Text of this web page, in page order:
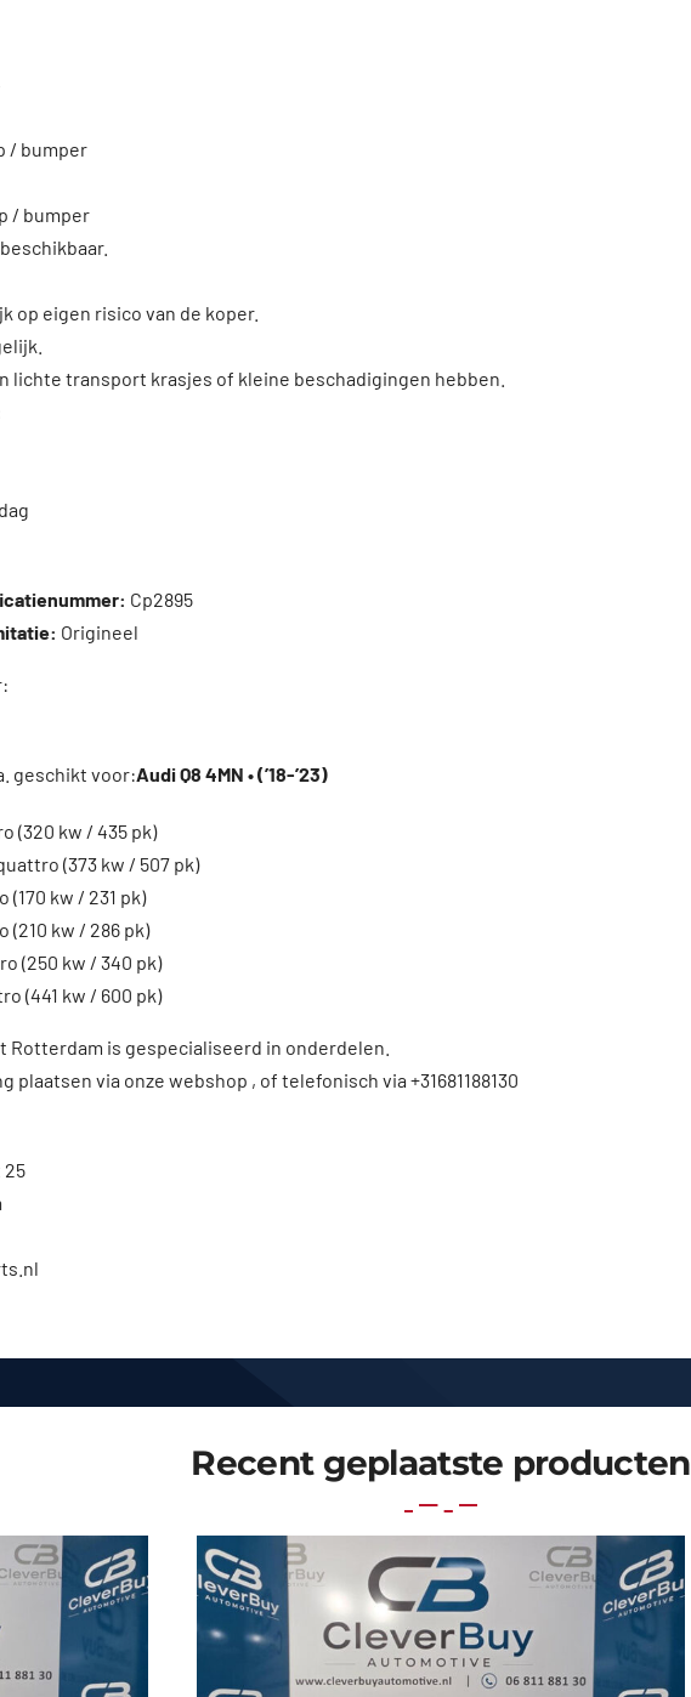
/ bumper
/ bumper
op eigen risico van de koper.
lichte transport krasjes of kleine beschadigingen hebben.
Cp2895
Origineel
geschikt voor:Audi Q8 4MN • (’18-’23)
(320 kw / 435 pk)
(373 kw / 507 pk)
(170 kw / 231 pk)
(210 kw / 286 pk)
(250 kw / 340 pk)
(441 kw / 600 pk)
Rotterdam is gespecialiseerd in onderdelen.
plaatsen via onze webshop , of telefonisch via +31681188130
Recent geplaatste producten